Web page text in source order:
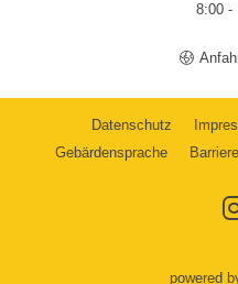
8:00 -
Datenschutz
Gebärdensprache
powered